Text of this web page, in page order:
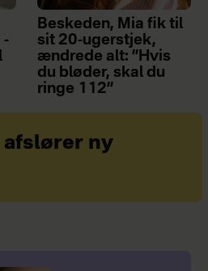
-
Beskeden, Mia fik til
sit 20-ugerstjek,
ændrede alt: ”Hvis
du bløder, skal du
ringe 112”
afslører ny